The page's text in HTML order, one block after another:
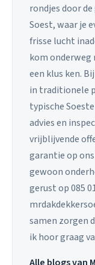
rondjes door
Soest, waar je
frisse lucht
kom onderweg
een klus ken.
in traditionele
typische
advies en
vrijblijvende
garantie op
gewoon
gerust op 085
samen zorgen
ik hoor graag
Alle blogs van